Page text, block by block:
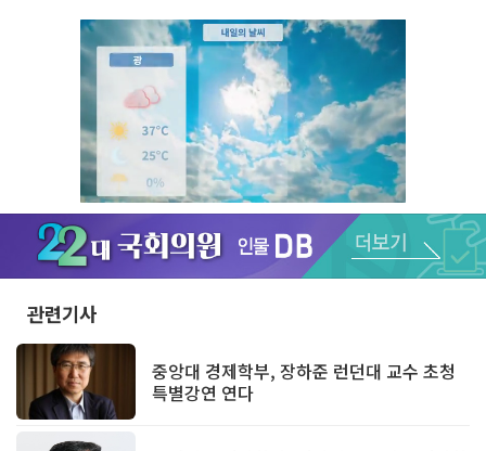
Unmute
관련기사
중앙대 경제학부, 장하준 런던대 교수 초청
특별강연 연다